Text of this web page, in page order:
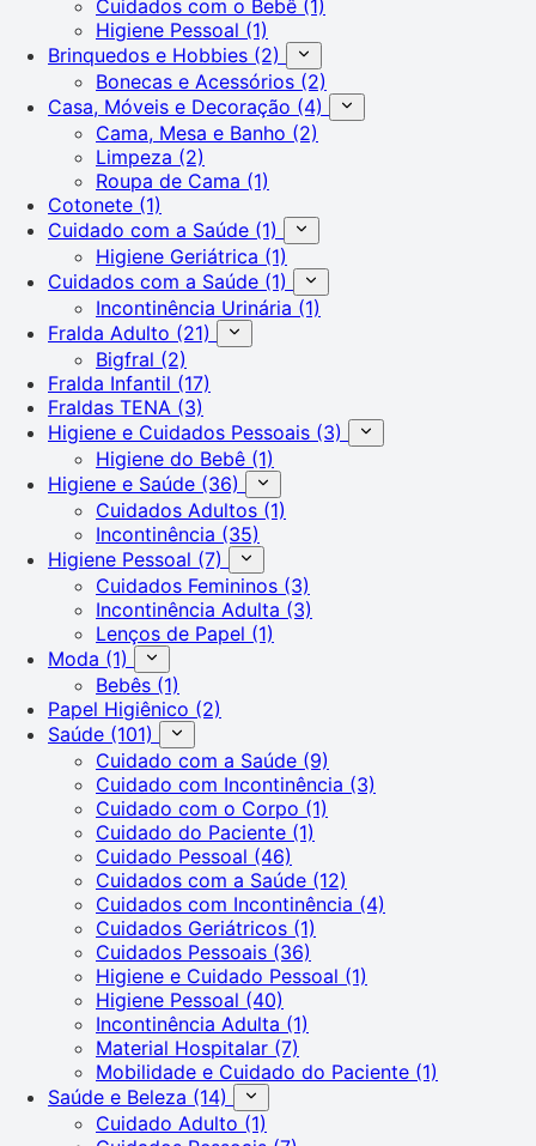
Cuidados com o Bebê (1)
Higiene Pessoal (1)
Brinquedos e Hobbies (2)
Bonecas e Acessórios (2)
Casa, Móveis e Decoração (4)
Cama, Mesa e Banho (2)
Limpeza (2)
Roupa de Cama (1)
Cotonete (1)
Cuidado com a Saúde (1)
Higiene Geriátrica (1)
Cuidados com a Saúde (1)
Incontinência Urinária (1)
Fralda Adulto (21)
Bigfral (2)
Fralda Infantil (17)
Fraldas TENA (3)
Higiene e Cuidados Pessoais (3)
Higiene do Bebê (1)
Higiene e Saúde (36)
Cuidados Adultos (1)
Incontinência (35)
Higiene Pessoal (7)
Cuidados Femininos (3)
Incontinência Adulta (3)
Lenços de Papel (1)
Moda (1)
Bebês (1)
Papel Higiênico (2)
Saúde (101)
Cuidado com a Saúde (9)
Cuidado com Incontinência (3)
Cuidado com o Corpo (1)
Cuidado do Paciente (1)
Cuidado Pessoal (46)
Cuidados com a Saúde (12)
Cuidados com Incontinência (4)
Cuidados Geriátricos (1)
Cuidados Pessoais (36)
Higiene e Cuidado Pessoal (1)
Higiene Pessoal (40)
Incontinência Adulta (1)
Material Hospitalar (7)
Mobilidade e Cuidado do Paciente (1)
Saúde e Beleza (14)
Cuidado Adulto (1)